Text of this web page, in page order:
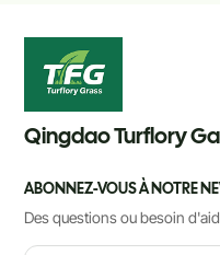
Qingdao Turflory
ABONNEZ-VOUS À NOTRE
Des questions ou besoin